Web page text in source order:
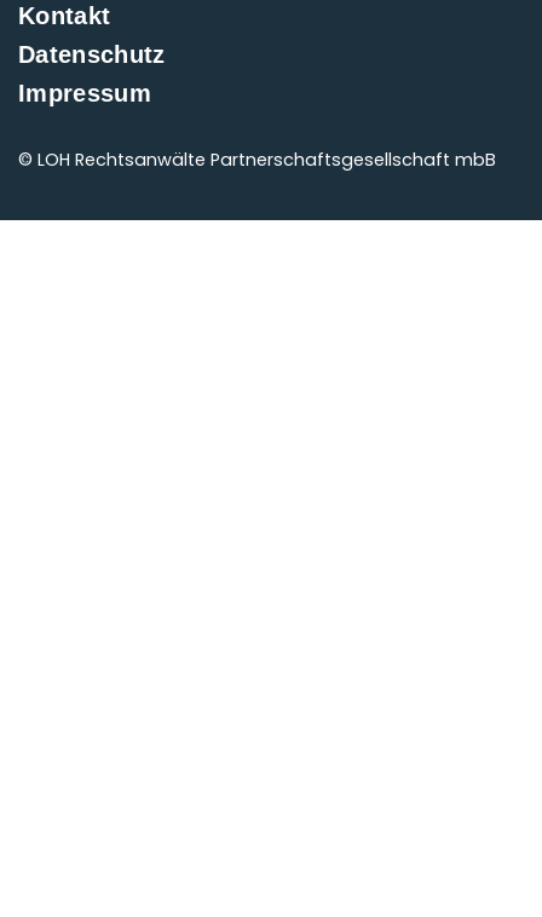
Kontakt
Datenschutz
Impressum
© LOH Rechtsanwälte Partnerschaftsgesellschaft mbB